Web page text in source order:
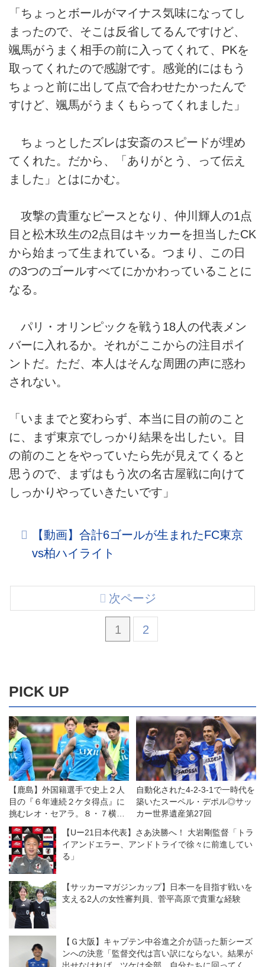
「ちょっとボールがマイナス気味になってし
まったので、そこは反省してるんですけど、
颯馬がうまく相手の前に入ってくれて、PKを
取ってくれたので感謝です。感覚的にはもう
ちょっと前に出して点で合わせたかったんで
すけど、颯馬がうまくもらってくれました」
ちょっとしたズレは安斎のスピードが埋め
てくれた。だから、「ありがとう、って伝え
ました」とはにかむ。
攻撃の貴重なピースとなり、仲川輝人の1点
目と松木玖生の2点目はキッカーを担当したCK
から始まって生まれている。つまり、この日
の3つのゴールすべてにかかわっていることに
なる。
パリ・オリンピックを戦う18人の代表メン
バーに入れるか。それがここからの注目ポイ
ントだ。ただ、本人はそんな周囲の声に惑わ
されない。
「いままでと変わらず、本当に目の前のこと
に、まず東京でしっかり結果を出したい。目
の前のことをやっていたら先が見えてくると
思うので、まずはもう次の名古屋戦に向けて
しっかりやっていきたいです」
【動画】合計6ゴールが生まれたFC東京
vs柏ハイライト
1 2
次ページ
PICK UP
【鹿島】外国籍選手で史上２人
目の『６年連続２ケタ得点』に
挑むレオ・セアラ。８・７横浜
ＦＭとの開幕戦は「王者である
自分たちの力を示す機会」と意
気込む
自動化された4-2-3-1で一時代を
築いたスーペル・デポル◎サッ
カー世界遺産第27回
【Uー21日本代表】さあ決勝へ！ 大岩剛監督「トラ
イアンドエラー、アンドトライで徐々に前進してい
る」
【サッカーマガジンカップ】日本一を目指す戦いを
支える2人の女性審判員、菅平高原で貴重な経験
【Ｇ大阪】キャプテン中谷進之介が語った新シーズ
ンへの決意「監督交代は言い訳にならない。結果が